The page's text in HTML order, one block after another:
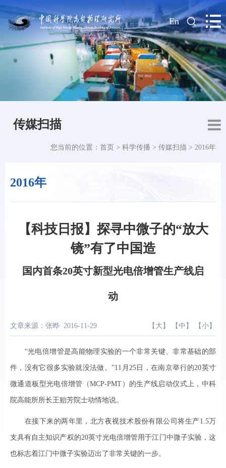
| En
传媒扫描
2016年
您当前的位置： 首页 > 科学传播 > 传媒扫描 > 2016年
【科技日报】探寻中微子的“放大
镜”有了中国造
国内首条20英寸新型光电倍增管生产线启
动
文章来源：张晔 2016-11-29 【 大 】 【 中 】 【 小 】
“光电倍增管是高能物理实验的一个非常关键、非常基础的部
件，没有它很多实验就没法做。”11月25日，在南京举行的20英寸
微通道板型光电倍增管（MCP-PMT）的生产线启动仪式上，中科
院高能所所长王贻芳院士动情地说。
在接下来的两年里，北方夜视技术股份有限公司将生产1.5万
支具有自主知识产权的20英寸光电倍增管用于江门中微子实验，这
也标志着江门中微子实验迈出了非常关键的一步。